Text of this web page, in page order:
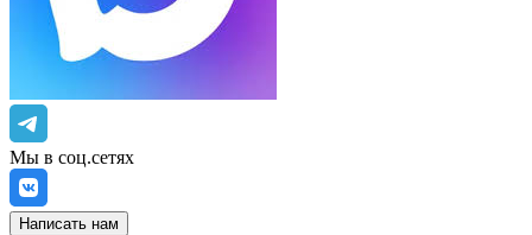
Мы в соц.сетях
Написать нам